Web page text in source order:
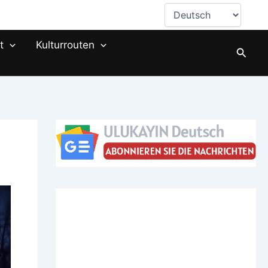
Sprache
auswählen
Kulturrouten